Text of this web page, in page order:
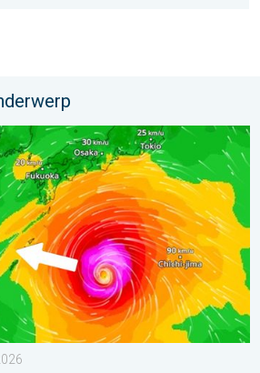
naar Japan. Veel regen en wind. . .